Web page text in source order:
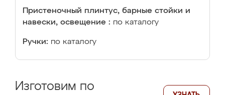
Пристеночный плинтус, барные стойки и
навески, освещение : по каталогу
Ручки: по каталогу
Изготовим по